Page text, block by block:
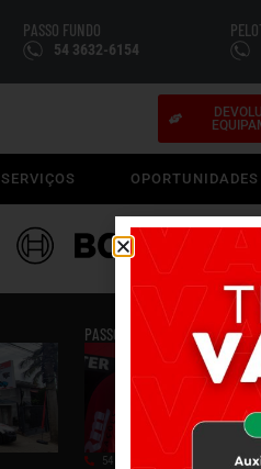
PASSO FUNDO
54 3632-6154
SERVIÇOS OPORTUNIDADES
PASSO FUNDO
54 3632-6154